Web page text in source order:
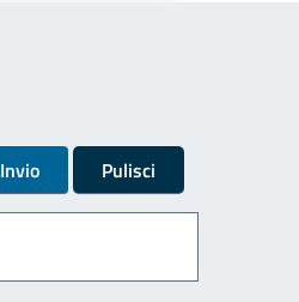
Invio Pulisci